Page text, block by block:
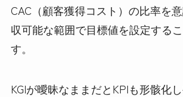
CAC（顧客獲得コスト）の比率を
収可能な範囲で目標値を設定する
す。
KGIが曖昧なままだとKPIも形骸化し